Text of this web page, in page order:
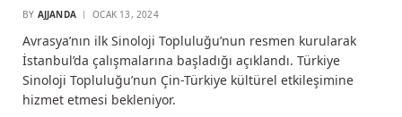
BY AJJANDA OCAK 13, 2024
Avrasya’nın ilk Sinoloji Topluluğu’nun resmen kurularak
İstanbul’da çalışmalarına başladığı açıklandı. Türkiye
Sinoloji Topluluğu’nun Çin-Türkiye kültürel etkileşimine
hizmet etmesi bekleniyor.